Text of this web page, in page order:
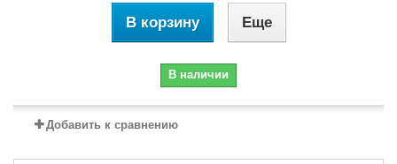
В корзину Еще
В наличии
Добавить к сравнению